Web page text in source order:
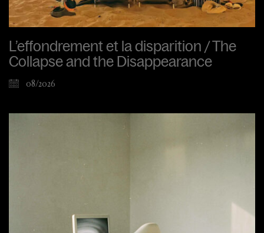
L’effondrement et la disparition / The
Collapse and the Disappearance
08/2026